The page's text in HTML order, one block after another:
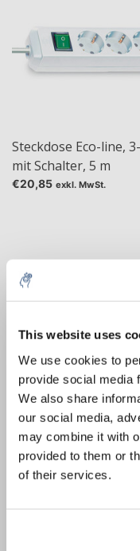
This website uses
We use cookies to
provide social media
We also share
our social media,
may combine it with
provided to them or
of their services.
Steckdose Eco-line,
mit Schalter, 5 m
€20,85 exkl. MwSt.
Steckdosenleiste
Modell 2+2-fach
Steckdosenleiste
€19,69
5% off
Sign up for our
our new
your next